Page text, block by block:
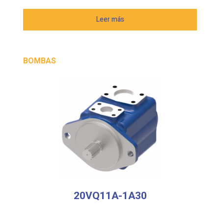
Leer más
BOMBAS
20VQ11A-1A30